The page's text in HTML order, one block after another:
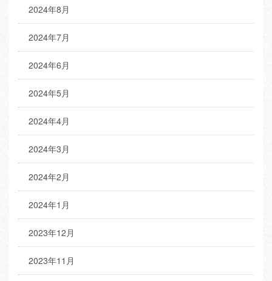
2024年8月
2024年7月
2024年6月
2024年5月
2024年4月
2024年3月
2024年2月
2024年1月
2023年12月
2023年11月